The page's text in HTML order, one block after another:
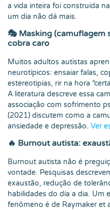
a vida inteira foi construída
um dia não dá mais.
🎭 Masking (camuflagem
cobra caro
Muitos adultos autistas
neurotípicos: ensaiar falas,
estereotipias, rir na hora
A literatura descreve essa
associação com sofrimento
(2021) discutem como a
ansiedade e depressão. Ver
🔥 Burnout autista:
Burnout autista não é
vontade. Pesquisas
exaustão, redução de
habilidades do dia a dia. Um
fenômeno é de Raymaker et